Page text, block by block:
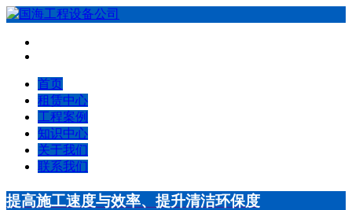
首页
租赁中心
工程案例
知识中心
关于我们
联系我们
提高施工速度与效率、提升清洁环保度